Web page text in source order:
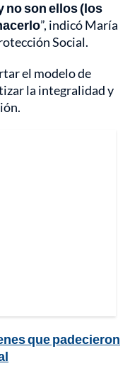
no son ellos (los
”, indicó María
Social.
el modelo de
la integralidad y
que padecieron